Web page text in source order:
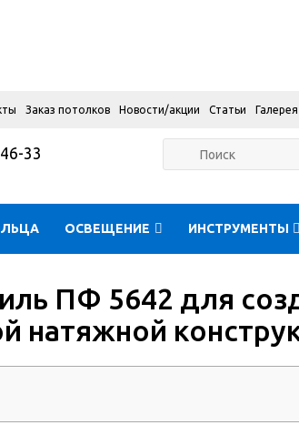
Заказ потолков Новости/акции Статьи Галерея
33
ОСВЕЩЕНИЕ ИНСТРУМЕНТЫ
ПФ 5642 для
натяжной